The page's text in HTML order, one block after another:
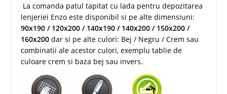
La comanda patul tapitat cu lada pentru depozitarea
lenjeriei Enzo este disponibil si pe alte dimensiuni:
90x190 / 120x200 / 140x190 / 140x200 / 150x200 /
160x200 dar si pe alte culori: Bej / Negru / Crem sau
combinatii ale acestor culori, exemplu tablie de
culoare crem si baza bej sau invers.